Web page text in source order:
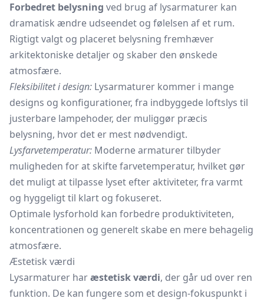
Forbedret belysning ved brug af lysarmaturer kan
dramatisk ændre udseendet og følelsen af et rum.
Rigtigt valgt og placeret belysning fremhæver
arkitektoniske detaljer og skaber den ønskede
atmosfære.
Fleksibilitet i design: Lysarmaturer kommer i mange
designs og konfigurationer, fra indbyggede loftslys til
justerbare lampehoder, der muliggør præcis
belysning, hvor det er mest nødvendigt.
Lysfarvetemperatur: Moderne armaturer tilbyder
muligheden for at skifte farvetemperatur, hvilket gør
det muligt at tilpasse lyset efter aktiviteter, fra varmt
og hyggeligt til klart og fokuseret.
Optimale lysforhold kan forbedre produktiviteten,
koncentrationen og generelt skabe en mere behagelig
atmosfære.
Æstetisk værdi
Lysarmaturer haræstetisk værdi, der går ud over ren
funktion. De kan fungere som et design-fokuspunkt i